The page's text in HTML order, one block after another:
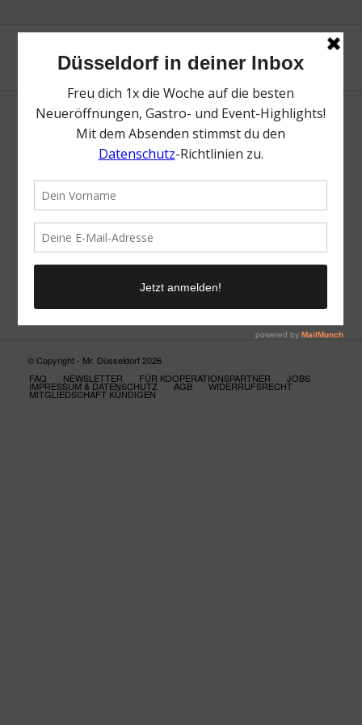
Neue Suche
Suchergebnis nicht zufriedenstellend? Versuche es mal mit
einem Wortteil oder einer anderen Schreibweise.
© Copyright - Mr. Düsseldorf 2026
FAQ
NEWSLETTER FÜR KOOPERATIONSPARTNER JOBS
IMPRESSUM & DATENSCHUTZ AGB WIDERRUFSRECHT
MITGLIEDSCHAFT KÜNDIGEN